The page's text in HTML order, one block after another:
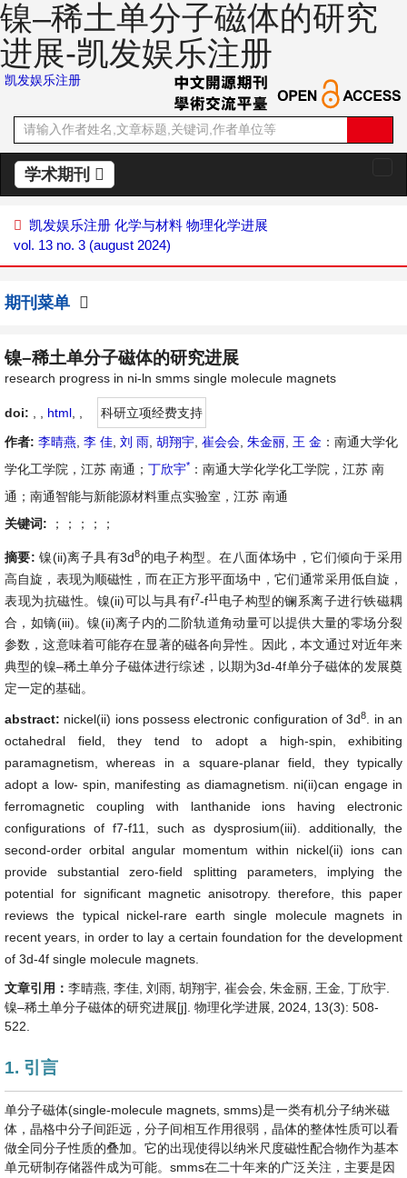
镍–稀土单分子磁体的研究
进展-凯发娱乐注册
凯发娱乐注册
学术期刊
换
凯发娱乐注册 化学与材料 物理化学进展
vol. 13 no. 3 (august 2024)
期刊菜单
镍–稀土单分子磁体的研究进展
research progress in ni-ln smms single molecule magnets
doi: html
科研立项经费支持
作者: 李晴燕 李 佳 刘 雨 胡翔宇 崔会会 朱金丽 王 金 ：南通大学化
学化工学院，江苏 南通； 丁欣宇* ：南通大学化学化工学院，江苏 南
通；南通智能与新能源材料重点实验室，江苏 南通
关键词:
；；；；；
摘要:镍(ii)离子具有3d8的电子构型。在八面体场中，它们倾向于采用
高自旋，表现为顺磁性，而在正方形平面场中，它们通常采用低自旋，
表现为抗磁性。镍(ii)可以与具有f7-f11 电子构型的镧系离子进行铁磁耦
合，如镝(iii)。镍(ii)离子内的二阶轨道角动量可以提供大量的零场分裂
参数，这意味着可能存在显著的磁各向异性。因此，本文通过对近年来
典型的镍–稀土单分子磁体进行综述，以期为3d-4f单分子磁体的发展奠
定一定的基础。
abstract: nickel(ii) ions possess electronic configuration of 3d8
. in an
octahedral field, they tend to adopt a high-spin, exhibiting
paramagnetism, whereas in a square-planar field, they typically
adopt a low- spin, manifesting as diamagnetism. ni(ii)can engage in
ferromagnetic coupling with lanthanide ions having electronic
configurations of f7-f11, such as dysprosium(iii). additionally, the
second-order orbital angular momentum within nickel(ii) ions can
provide substantial zero-field splitting parameters, implying the
potential for significant magnetic anisotropy. therefore, this paper
reviews the typical nickel-rare earth single molecule magnets in
recent years, in order to lay a certain foundation for the development
of 3d-4f single molecule magnets.
文章引用： 李晴燕, 李佳, 刘雨, 胡翔宇, 崔会会, 朱金丽, 王金, 丁欣宇.
镍–稀土单分子磁体的研究进展[j]. 物理化学进展, 2024, 13(3): 508-
522.
1. 引言
单分子磁体(single-molecule magnets, smms)是一类有机分子纳米磁
体，晶格中分子间距远，分子间相互作用很弱，晶体的整体性质可以看
做全同分子性质的叠加。它的出现使得以纳米尺度磁性配合物作为基本
单元研制存储器件成为可能。smms在二十年来的广泛关注，主要是因